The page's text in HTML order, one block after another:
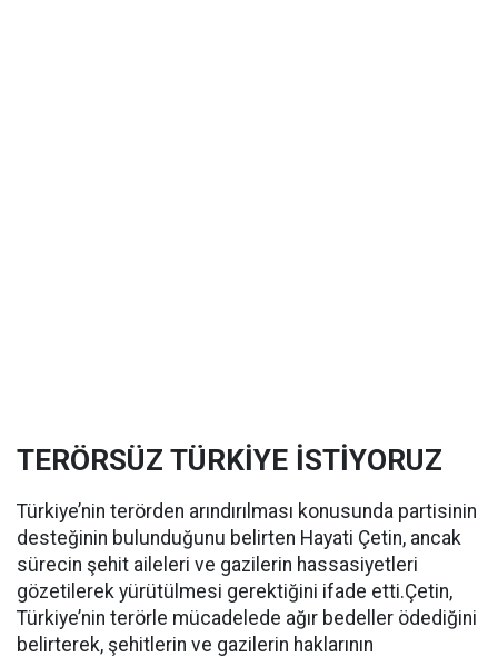
TERÖRSÜZ TÜRKİYE İSTİYORUZ
Türkiye’nin terörden arındırılması konusunda partisinin
desteğinin bulunduğunu belirten Hayati Çetin, ancak
sürecin şehit aileleri ve gazilerin hassasiyetleri
gözetilerek yürütülmesi gerektiğini ifade etti.Çetin,
Türkiye’nin terörle mücadelede ağır bedeller ödediğini
belirterek, şehitlerin ve gazilerin haklarının